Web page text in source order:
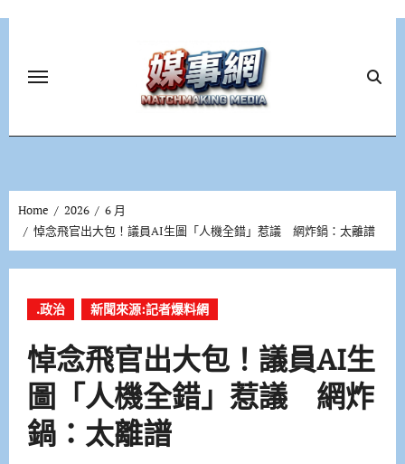
Home 2026
6 月
悼念飛官出大包！議員AI生圖「人機全錯」惹議 網炸鍋：太離譜
.政治 新聞來源:記者爆料網
悼念飛官出大包！議員AI生
圖「人機全錯」惹議 網炸
鍋：太離譜